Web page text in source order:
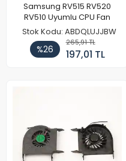
Samsung RV515 RV520
RV510 Uyumlu CPU Fan
Stok Kodu: ABDQLUJJBW
%26
265,91 TL
197,01 TL